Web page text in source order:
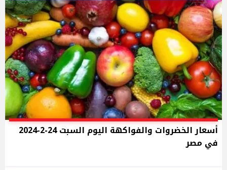
أسعار الخضروات والفواكهة اليوم السبت 24-2-2024
في مصر